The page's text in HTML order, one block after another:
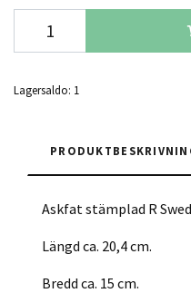
Lagersaldo: 1
Askfat stämplad R
Längd ca. 20,4 cm.
Bredd ca. 15 cm.